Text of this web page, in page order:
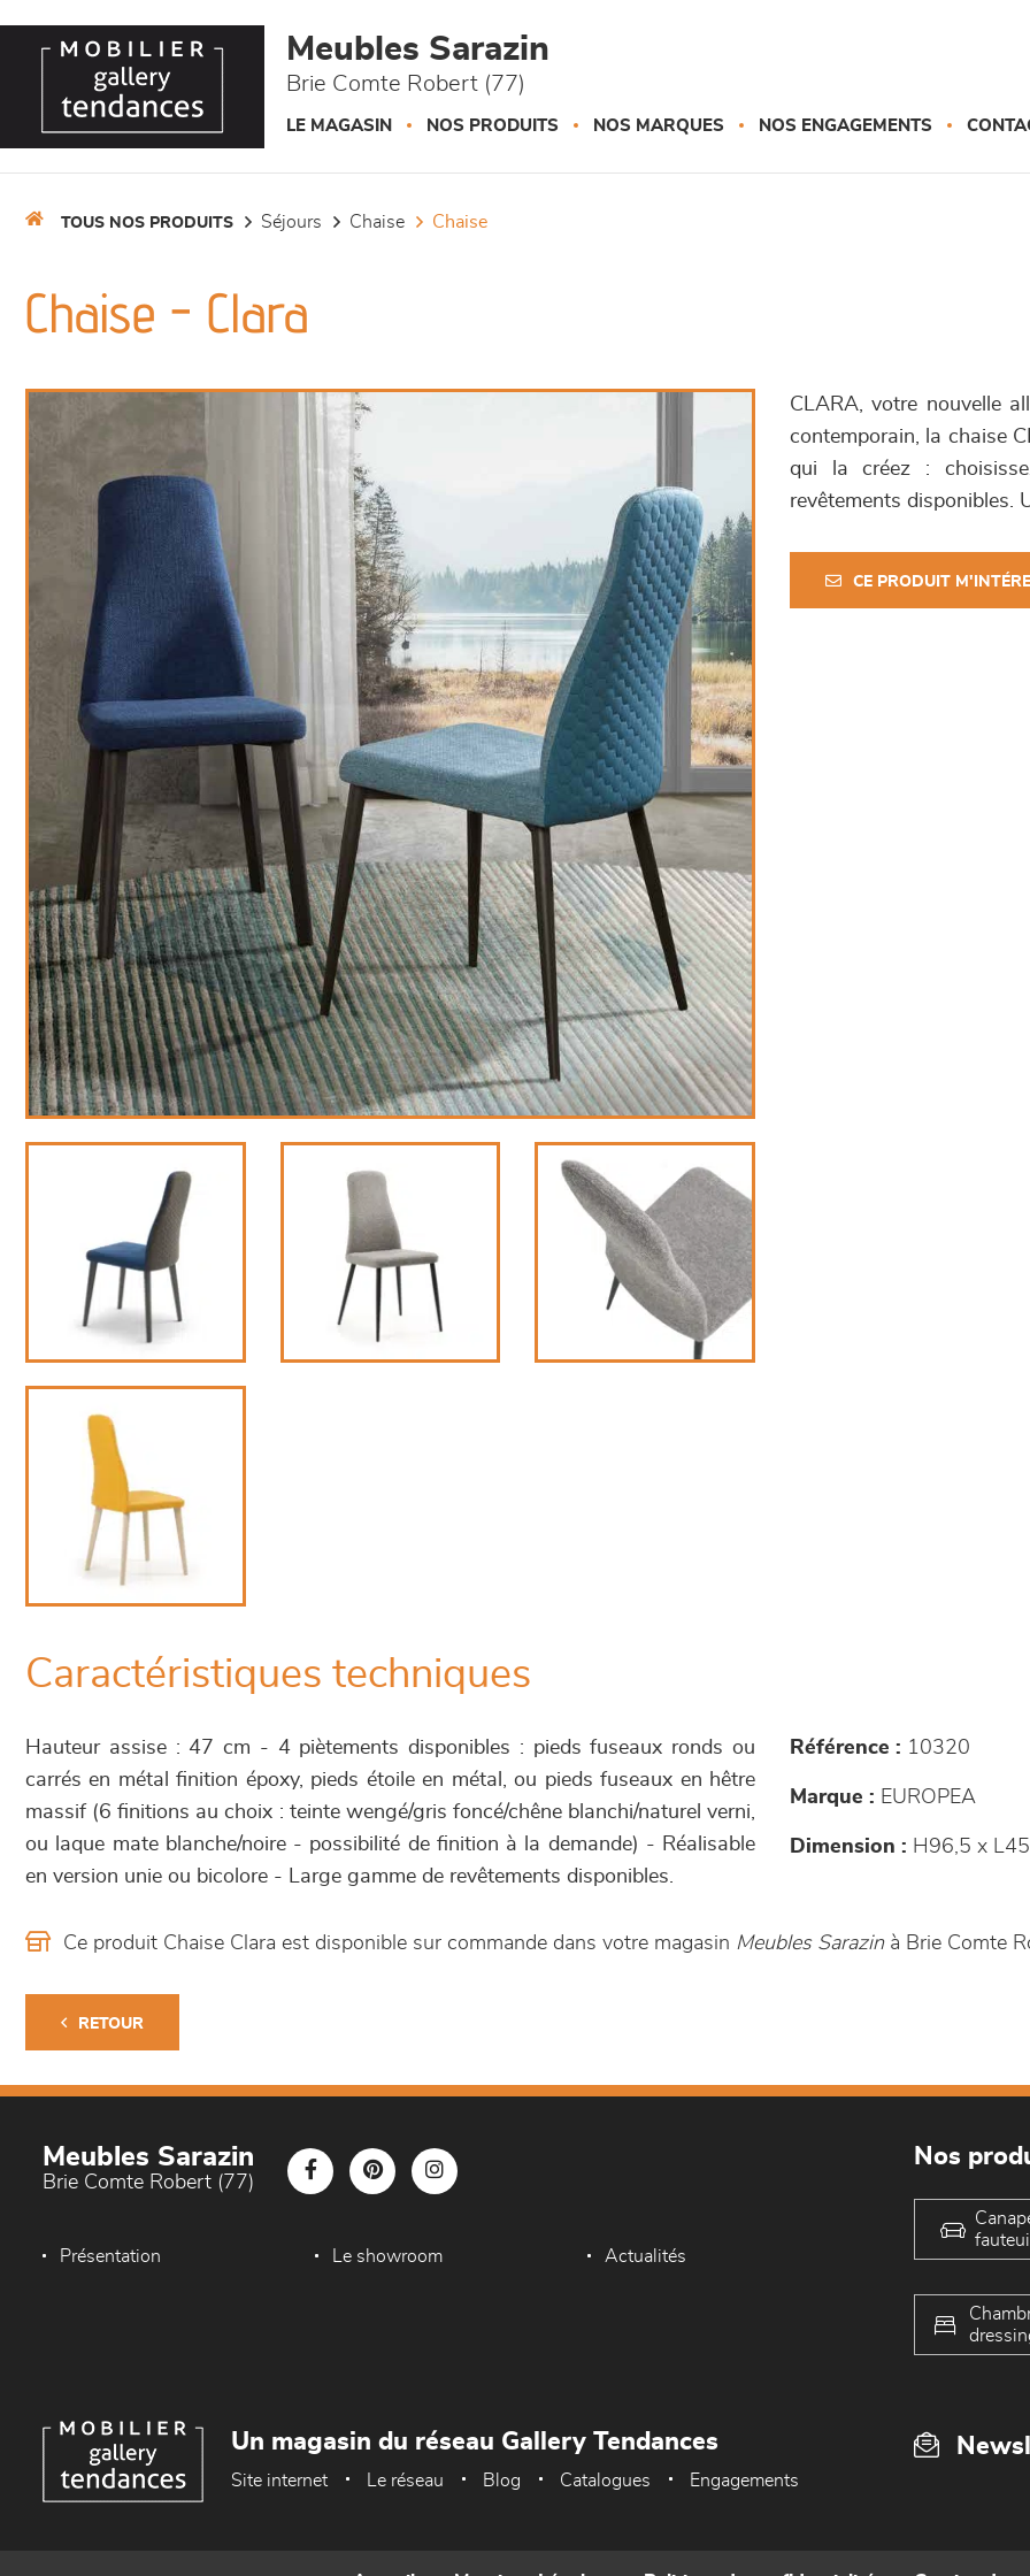
Meubles Sarazin
Brie Comte Robert (77)
LE MAGASIN NOS PRODUITS NOS MARQUES NOS ENGAGEMENTS
TOUS NOS PRODUITS séjours chaise chaise
Chaise - Clara
CLARA, votre nouvelle
contemporain, la chaise
qui la créez :
revêtements disponibles.
CE PRODUIT
Caractéristiques techniques
Hauteur assise : 47 cm - 4 piètements disponibles : pieds fuseaux ronds ou
carrés en métal finition époxy, pieds étoile en métal, ou pieds fuseaux en hêtre
massif (6 finitions au choix : teinte wengé/gris foncé/chêne blanchi/naturel verni,
ou laque mate blanche/noire - possibilité de finition à la demande) - Réalisable
en version unie ou bicolore - Large gamme de revêtements disponibles.
Référence : 10320
Marque : EUROPEA
Dimension : H96,5 x
Ce produit Chaise Clara est disponible sur commande dans votre magasin Meubles Sarazinà Brie Comte
RETOUR
Meubles Sarazin
Brie Comte Robert (77)
Présentation Le showroom Actualités
Nos
Un magasin du réseau Gallery Tendances
Site internet Le réseau Blog Catalogues Engagements